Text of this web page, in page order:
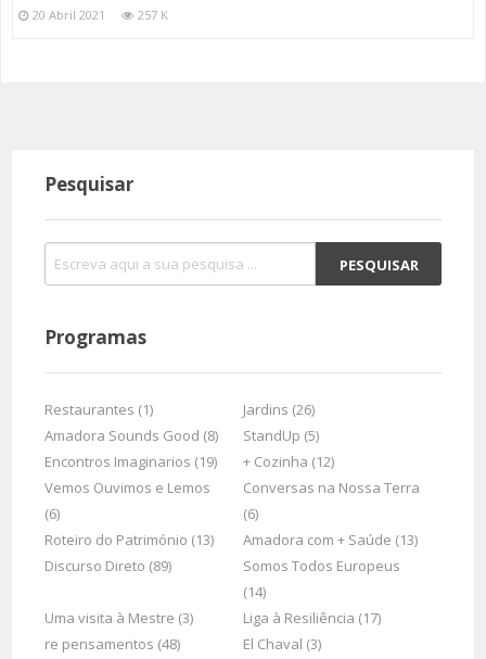
20 Abril 2021 257 K
Pesquisar
Programas
Restaurantes (1)
Jardins (26)
Amadora Sounds Good (8)
StandUp (5)
Encontros Imaginarios (19)
+ Cozinha (12)
Vemos Ouvimos e Lemos
(6)
Conversas na Nossa Terra
(6)
Roteiro do Património (13)
Amadora com + Saúde (13)
Discurso Direto (89)
Somos Todos Europeus
(14)
Uma visita à Mestre (3)
Liga à Resiliência (17)
re pensamentos (48)
El Chaval (3)